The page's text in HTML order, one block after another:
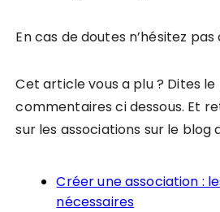
En cas de doutes n’hésitez
Cet article vous a plu ? Dites le
commentaires ci dessous. Et
sur les associations sur le blog
Créer une association :
nécessaires